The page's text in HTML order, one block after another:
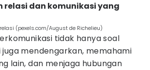
relasi dan komunikasi yang
(pexels.com/August de Richelieu)
tidak hanya soal
mendengarkan, memahami
lain, dan menjaga hubungan